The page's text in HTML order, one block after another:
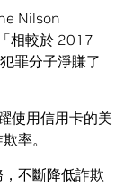
Nilson
相較於 2017
罪分子淨賺了
使用信用卡的美
率。
不斷降低詐欺